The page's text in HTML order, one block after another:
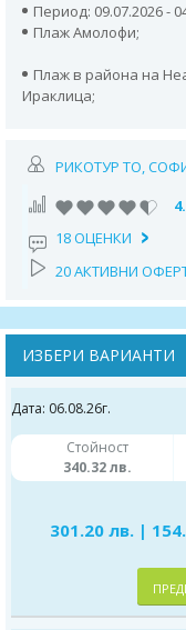
Период: 09.07.2026 -
Плаж Амолофи;
Плаж в района на
Ираклица;
РИКОТУР TO,
18 ОЦЕНКИ
20 АКТИВНИ
ИЗБЕРИ ВАРИАНТИ
Дата: 06.08.26г.
Стойност
340.32 лв.
301.20 лв. |